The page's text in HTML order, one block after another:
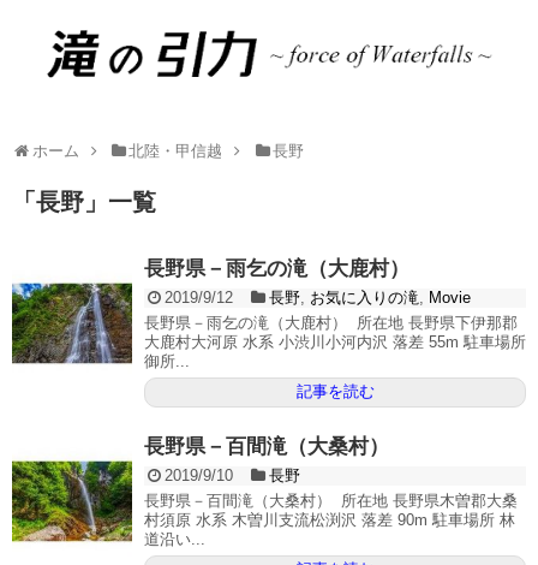
ホーム 北陸・甲信越 長野
「 長野 」 一覧
長野県－雨乞の滝（大鹿村）
2019/9/12 長野, お気に入りの滝, Movie
長野県－雨乞の滝（大鹿村） 所在地 長野県下伊那郡
大鹿村大河原 水系 小渋川小河内沢 落差 55m 駐車場所
御所...
記事を読む
長野県－百間滝（大桑村）
2019/9/10
長野
長野県－百間滝（大桑村） 所在地 長野県木曽郡大桑
村須原 水系 木曽川支流松渕沢 落差 90m 駐車場所 林
道沿い...